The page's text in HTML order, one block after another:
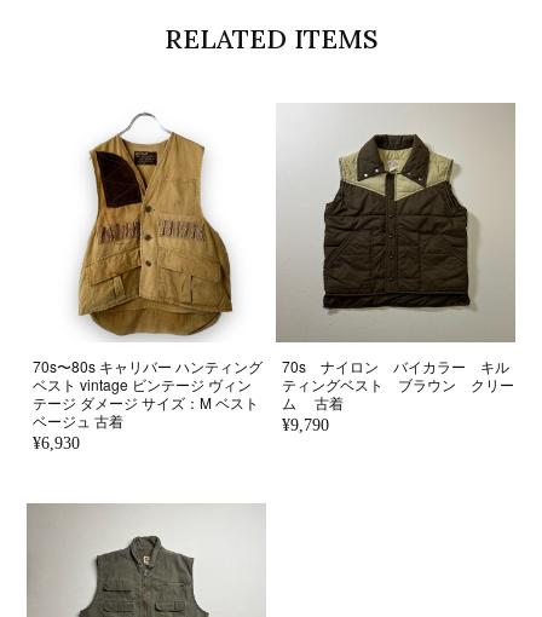
RELATED ITEMS
70s〜80s キャリバー ハンティング
ベスト vintage ビンテージ ヴィン
テージ ダメージ サイズ：M ベスト
ベージュ 古着
¥6,930
70s ナイロン バイカラー キル
ティングベスト ブラウン クリー
ム 古着
¥9,790